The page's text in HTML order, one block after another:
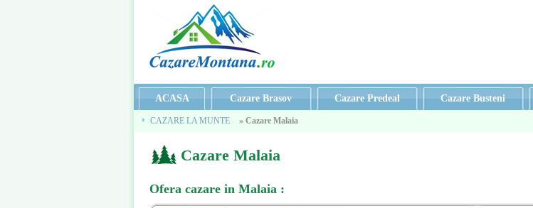
ACASA Cazare Brasov Cazare Predeal Cazare Busteni
CAZARE LA MUNTE » Cazare Malaia
Cazare Malaia
Cazare Malaia
Ofera cazare in Malaia :